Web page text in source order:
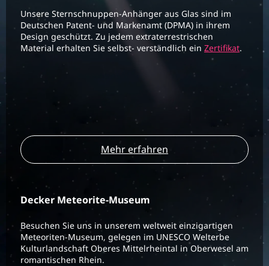
Unsere Sternschnuppen-Anhänger aus Glas sind im
Deutschen Patent- und Markenamt (DPMA) in ihrem
Design geschützt. Zu jedem extraterrestrischen
Material erhalten Sie selbst- verständlich ein Zertifikat.
Mehr erfahren
Decker Meteorite-Museum
Besuchen Sie uns in unserem weltweit einzigartigen
Meteoriten-Museum, gelegen im UNESCO Welterbe
Kulturlandschaft Oberes Mittelrheintal in Oberwesel am
romantischen Rhein.